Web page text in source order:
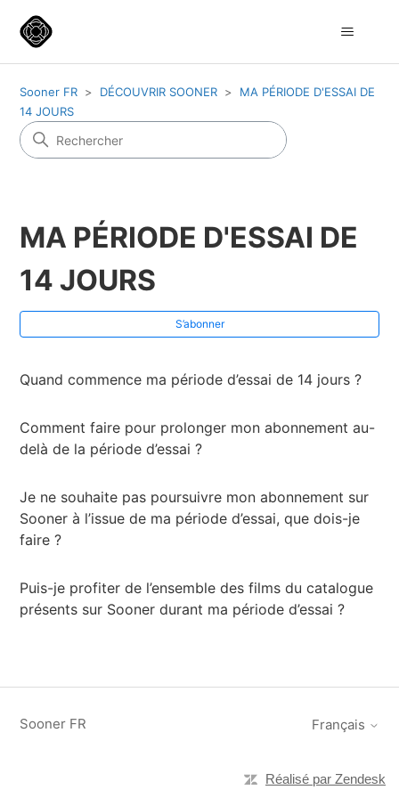
Sooner FR DÉCOUVRIR SOONER
MA PÉRIODE D'ESSAI DE
14 JOURS
MA PÉRIODE D'ESSAI DE
14 JOURS
S’abonner
Quand commence ma période d’essai de 14 jours ?
Comment faire pour prolonger mon abonnement au-
delà de la période d’essai ?
Je ne souhaite pas poursuivre mon abonnement sur
Sooner à l’issue de ma période d’essai, que dois-je
faire ?
Puis-je profiter de l’ensemble des films du catalogue
présents sur Sooner durant ma période d’essai ?
Sooner FR Français
Réalisé par Zendesk